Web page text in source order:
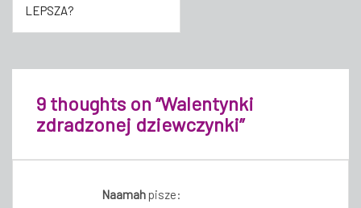
LEPSZA?
9 thoughts on “Walentynki
zdradzonej dziewczynki”
Naamah pisze: